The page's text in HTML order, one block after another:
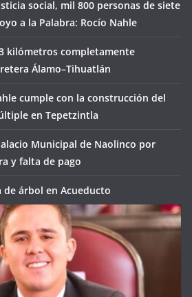
social, mil 800 personas de siete
a la Palabra: Rocío Nahle
kilómetros completamente
Álamo–Tihuatlán
cumple con la construcción del
en Tepetzintla
Municipal de Naolinco por
y falta de pago
de árbol en Acueducto